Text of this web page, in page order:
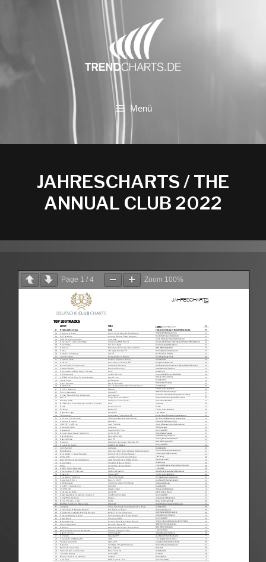
Menü
JAHRESCHARTS / THE
ANNUAL CLUB 2022
Page 1 / 4 Zoom 100%